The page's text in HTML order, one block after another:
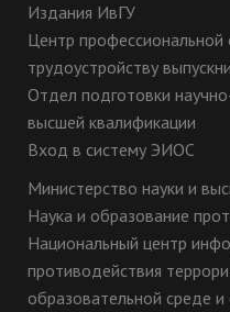
Издания ИвГУ
Центр профессиональной
трудоустройству
Отдел подготовки
высшей квалификации
Вход в систему ЭИОС
Министерство науки и
Наука и образование
Национальный центр
противодействия
образовательной среде